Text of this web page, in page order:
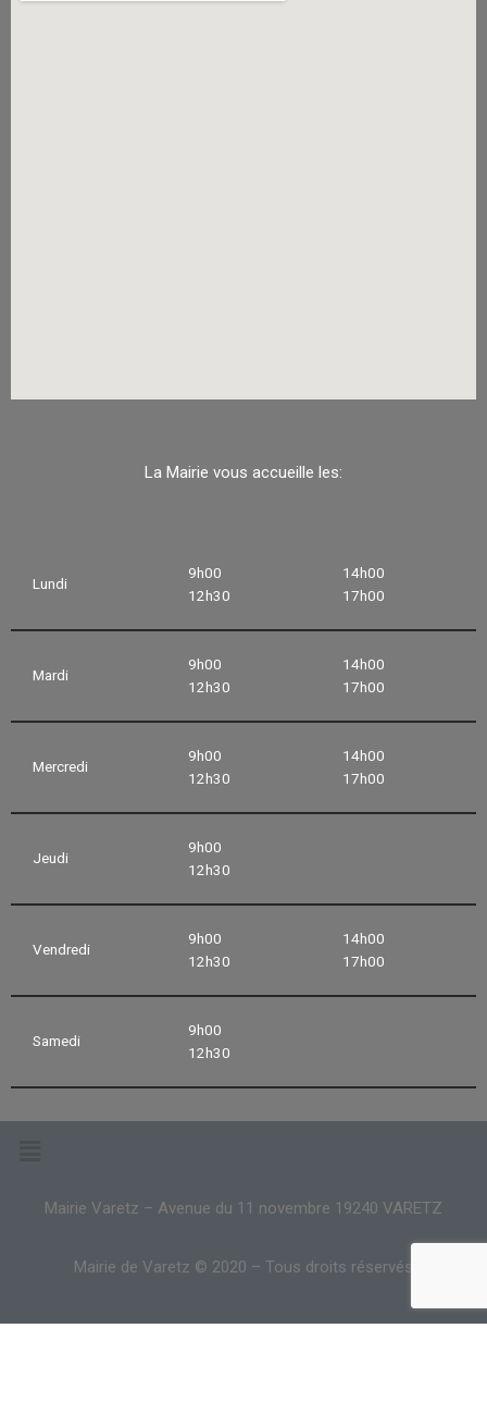
La Mairie vous accueille les:
Lundi
9h00
12h30
14h00
17h00
Mardi
9h00
12h30
14h00
17h00
Mercredi
9h00
12h30
14h00
17h00
Jeudi
9h00
12h30
Vendredi
9h00
12h30
14h00
17h00
Samedi
9h00
12h30
Mairie Varetz – Avenue du 11 novembre 19240 VARETZ
Mairie de Varetz © 2020 – Tous droits réservés